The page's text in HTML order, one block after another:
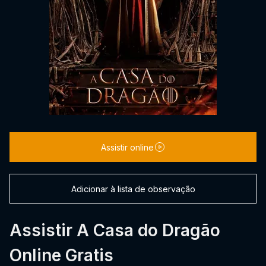
Assistir A Casa do Dragão
Online Gratis
Assistir online
Adicionar à lista de observação